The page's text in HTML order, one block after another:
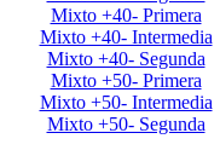
Mixto +40- Primera
Mixto +40- Intermedia
Mixto +40- Segunda
Mixto +50- Primera
Mixto +50- Intermedia
Mixto +50- Segunda